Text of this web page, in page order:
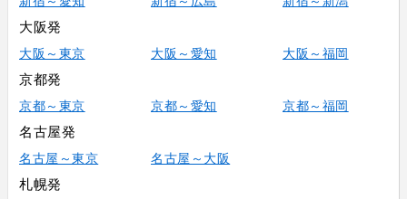
大阪発
大阪～東京 大阪～愛知 大阪～福岡
京都発
京都～東京 京都～愛知 京都～福岡
名古屋発
名古屋～東京 名古屋～大阪
札幌発